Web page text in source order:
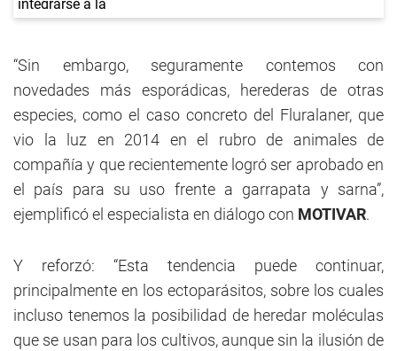
“Sin embargo, seguramente contemos con
novedades más esporádicas, herederas de otras
especies, como el caso concreto del Fluralaner, que
vio la luz en 2014 en el rubro de animales de
compañía y que recientemente logró ser aprobado en
el país para su uso frente a garrapata y sarna”,
ejemplificó el especialista en diálogo con MOTIVAR.
Y reforzó: “Esta tendencia puede continuar,
principalmente en los ectoparásitos, sobre los cuales
incluso tenemos la posibilidad de heredar moléculas
que se usan para los cultivos, aunque sin la ilusión de